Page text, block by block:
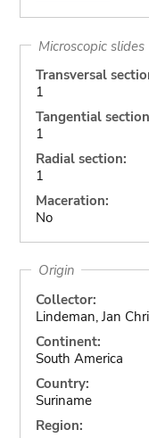
Microscopic slides
Transversal
1
Tangential
1
Radial section:
1
Maceration:
No
Origin
Collector:
Lindeman, Jan
Continent:
South America
Country:
Suriname
Region: